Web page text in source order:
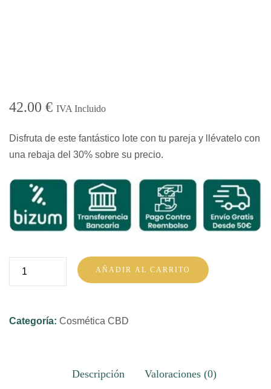
42.00 € IVA Incluido
Disfruta de este fantástico lote con tu pareja y llévatelo con
una rebaja del 30% sobre su precio.
AÑADIR AL CARRITO
Categoría: Cosmética CBD
Descripción Valoraciones (0)